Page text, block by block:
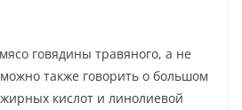
говядины травяного, а не
также говорить о большом
кислот и линолиевой